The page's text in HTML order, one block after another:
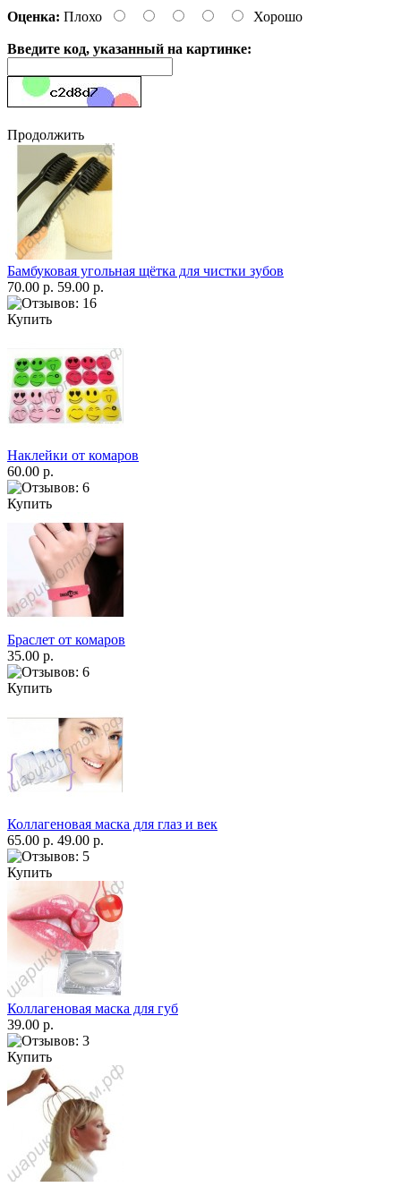
Оценка: Плохо Хорошо
Введите код, указанный на картинке:
Продолжить
Бамбуковая угольная щётка для чистки зубов
70.00 р. 59.00 р.
Купить
Наклейки от комаров
60.00 р.
Купить
Браслет от комаров
35.00 р.
Купить
Коллагеновая маска для глаз и век
65.00 р. 49.00 р.
Купить
Коллагеновая маска для губ
39.00 р.
Купить